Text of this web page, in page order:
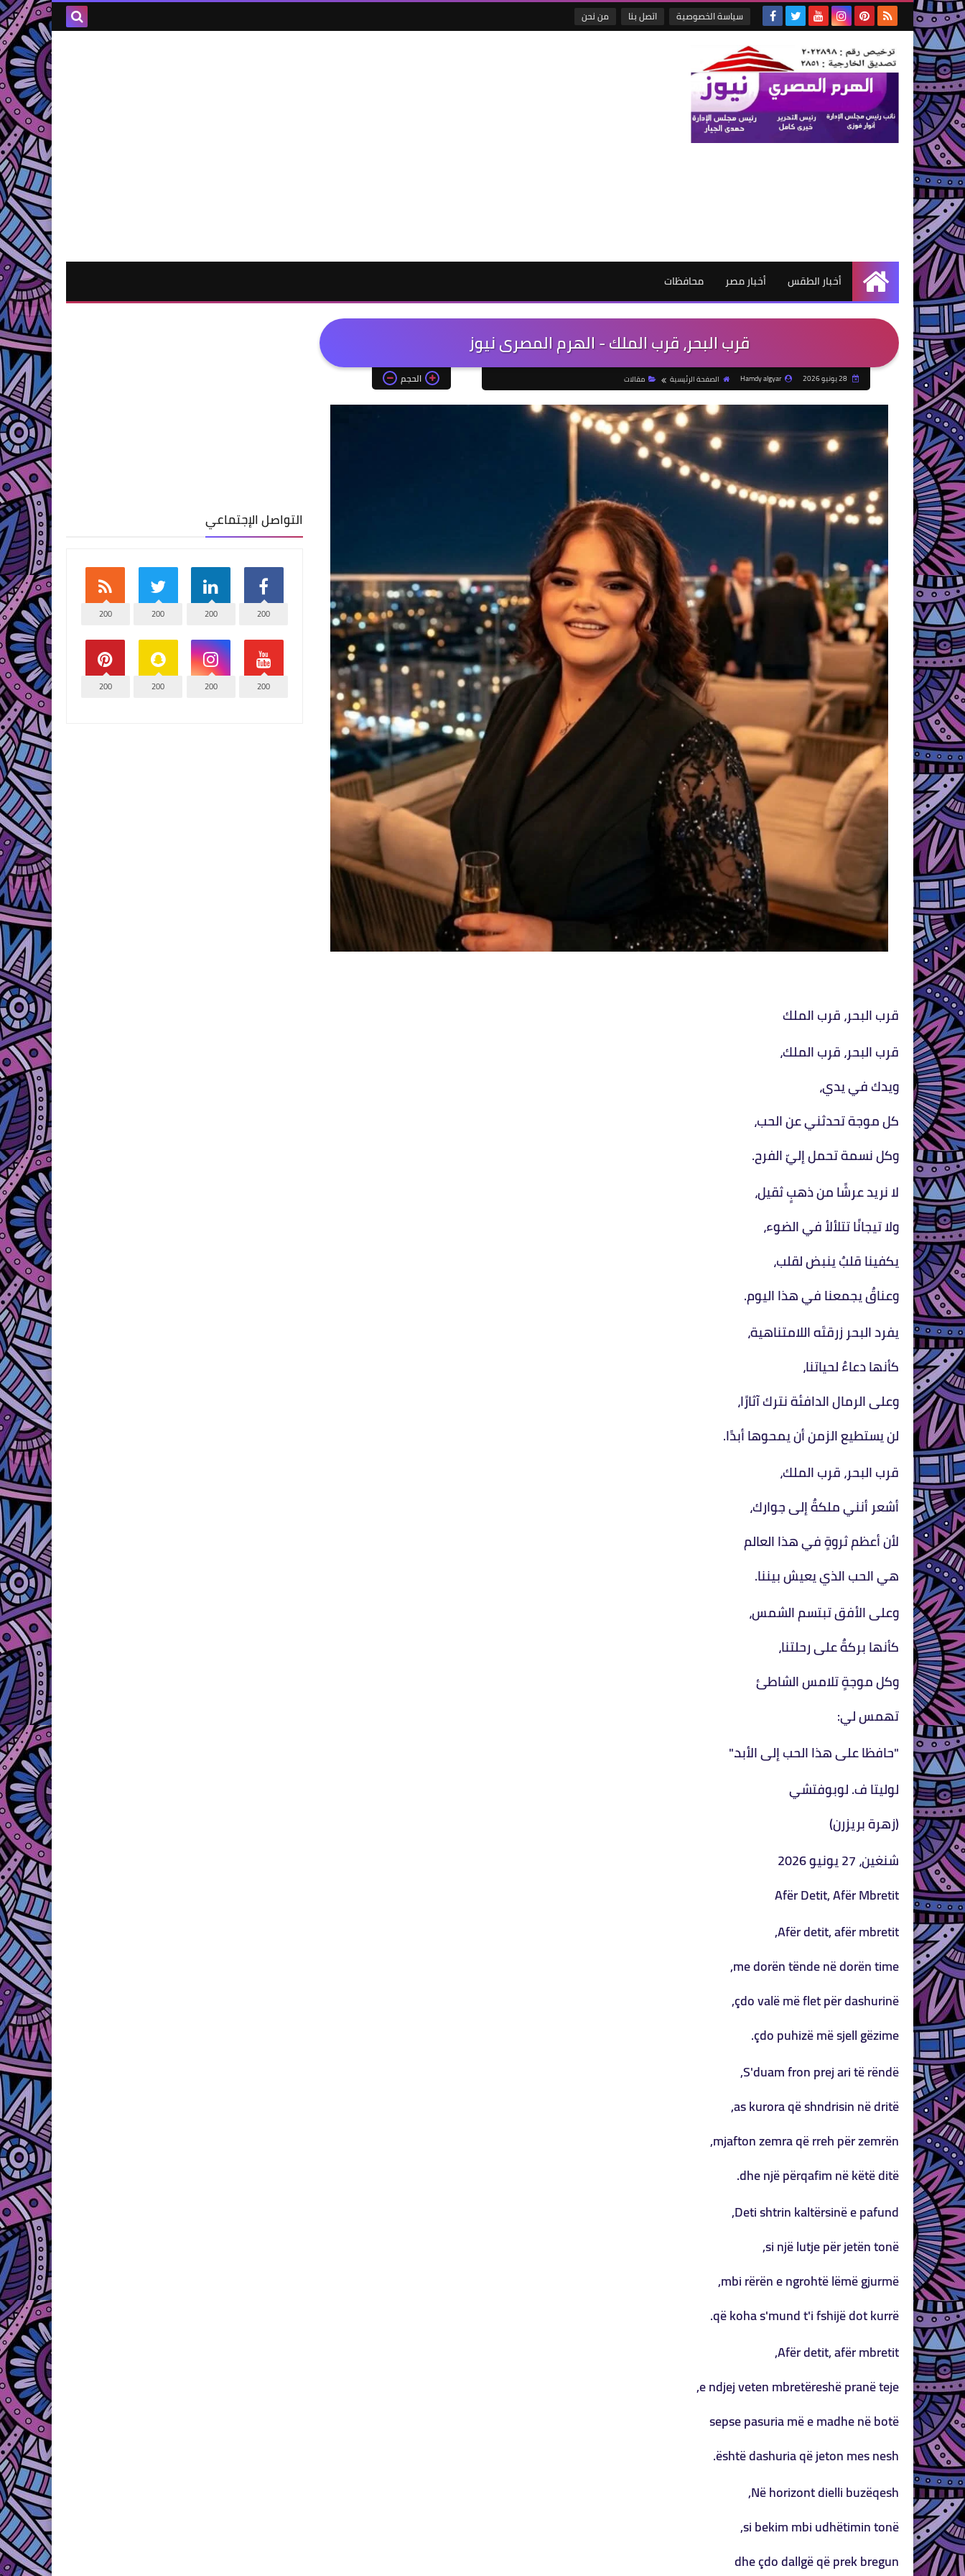
سياسة الخصوصية اتصل بنا من نحن
الرئيسية
أخبار الطقس أخبار مصر محافظات
قرب البحر، قرب الملك - الهرم المصرى نيوز
28 يونيو 2026 Hamdy algyar الصفحة الرئيسية مقالات الحجم
قرب البحر، قرب الملك
قرب البحر، قرب الملك،
ويدك في يدي،
كل موجة تحدثني عن الحب،
وكل نسمة تحمل إليّ الفرح.
لا نريد عرشًا من ذهبٍ ثقيل،
ولا تيجانًا تتلألأ في الضوء،
يكفينا قلبٌ ينبض لقلب،
وعناقٌ يجمعنا في هذا اليوم.
يفرد البحر زرقتَه اللامتناهية،
كأنها دعاءٌ لحياتنا،
وعلى الرمال الدافئة نترك آثارًا،
لن يستطيع الزمن أن يمحوها أبدًا.
قرب البحر، قرب الملك،
أشعر أنني ملكةٌ إلى جوارك،
لأن أعظم ثروةٍ في هذا العالم
هي الحب الذي يعيش بيننا.
وعلى الأفق تبتسم الشمس،
كأنها بركةٌ على رحلتنا،
وكل موجةٍ تلامس الشاطئ
تهمس لي:
"حافظا على هذا الحب إلى الأبد."
لوليتا ف. لوبوفتشي
(زهرة بريزرن)
شنغين، 27 يونيو 2026
Afër Detit, Afër Mbretit
Afër detit, afër mbretit,
me dorën tënde në dorën time,
çdo valë më flet për dashurinë,
çdo puhizë më sjell gëzime.
S'duam fron prej ari të rëndë,
as kurora që shndrisin në dritë,
mjafton zemra që rreh për zemrën,
dhe një përqafim në këtë ditë.
Deti shtrin kaltërsinë e pafund,
si një lutje për jetën tonë,
mbi rërën e ngrohtë lëmë gjurmë,
që koha s'mund t'i fshijë dot kurrë.
Afër detit, afër mbretit,
e ndjej veten mbretëreshë pranë teje,
sepse pasuria më e madhe në botë
është dashuria që jeton mes nesh.
Në horizont dielli buzëqesh,
si bekim mbi udhëtimin tonë,
dhe çdo dallgë që prek bregun
التواصل الإجتماعي
200
200
200
200
200
200
200
200